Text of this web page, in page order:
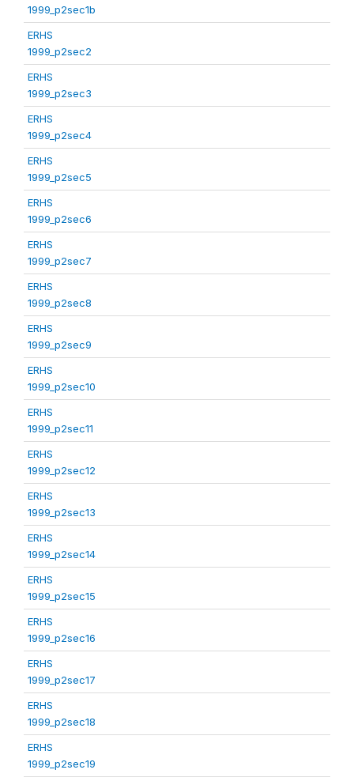
1999_p2sec1b
ERHS
1999_p2sec2
ERHS
1999_p2sec3
ERHS
1999_p2sec4
ERHS
1999_p2sec5
ERHS
1999_p2sec6
ERHS
1999_p2sec7
ERHS
1999_p2sec8
ERHS
1999_p2sec9
ERHS
1999_p2sec10
ERHS
1999_p2sec11
ERHS
1999_p2sec12
ERHS
1999_p2sec13
ERHS
1999_p2sec14
ERHS
1999_p2sec15
ERHS
1999_p2sec16
ERHS
1999_p2sec17
ERHS
1999_p2sec18
ERHS
1999_p2sec19